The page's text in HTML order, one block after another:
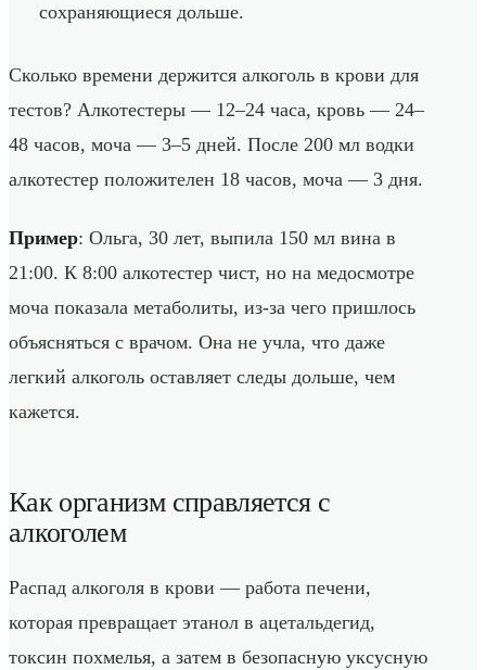
сохраняющиеся дольше.
Сколько времени держится алкоголь в крови для
тестов? Алкотестеры — 12–24 часа, кровь — 24–
48 часов, моча — 3–5 дней. После 200 мл водки
алкотестер положителен 18 часов, моча — 3 дня.
Пример: Ольга, 30 лет, выпила 150 мл вина в
21:00. К 8:00 алкотестер чист, но на медосмотре
моча показала метаболиты, из-за чего пришлось
объясняться с врачом. Она не учла, что даже
легкий алкоголь оставляет следы дольше, чем
кажется.
Как организм справляется с
алкоголем
Распад алкоголя в крови — работа печени,
которая превращает этанол в ацетальдегид,
токсин похмелья, а затем в безопасную уксусную